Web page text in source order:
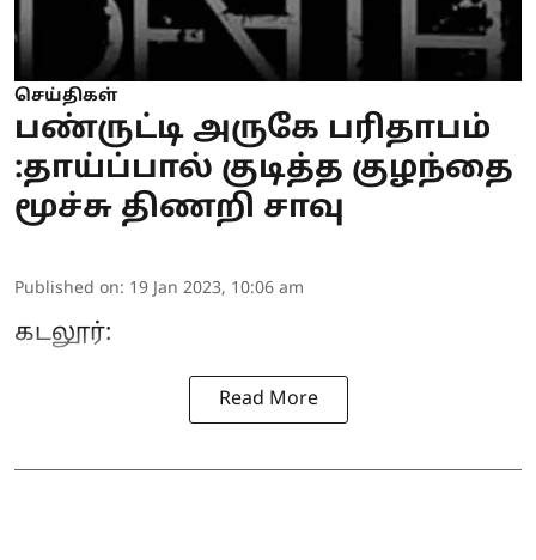
செய்திகள்
பண்ருட்டி அருகே பரிதாபம்
:தாய்ப்பால் குடித்த குழந்தை
மூச்சு திணறி சாவு
Published on: 19 Jan 2023, 10:06 am
கடலூர்:
Read More